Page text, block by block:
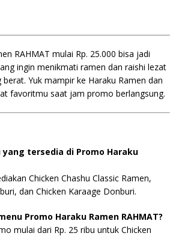
RAHMAT mulai Rp. 25.000 bisa jadi
ingin menikmati ramen dan raishi lezat
Yuk mampir ke Haraku Ramen dan
favoritmu saat jam promo berlangsung.
yang tersedia di Promo Haraku
Chicken Chashu Classic Ramen,
dan Chicken Karaage Donburi.
Promo Haraku Ramen RAHMAT?
mulai dari Rp. 25 ribu untuk Chicken